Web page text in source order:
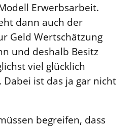
Erwerbsarbeit.
dann auch der
Geld Wertschätzung
und deshalb Besitz
viel glücklich
ist das ja gar nicht
begreifen, dass